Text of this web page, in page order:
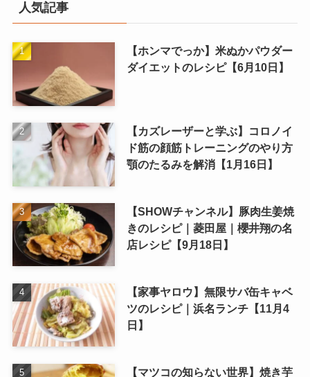
人気記事
【ホンマでっか】米ぬかパウダー
ダイエットのレシピ【6月10日】
【カズレーザーと学ぶ】コロノイ
ド筋の顔筋トレーニングのやり方
顎のたるみを解消【1月16日】
【SHOWチャンネル】豚肉生姜焼
きのレシピ｜菱田屋｜櫻井翔の名
店レシピ【9月18日】
【家事ヤロウ】無限サバ缶キャベ
ツのレシピ｜浜名ランチ【11月4
日】
【マツコの知らない世界】焼き芋